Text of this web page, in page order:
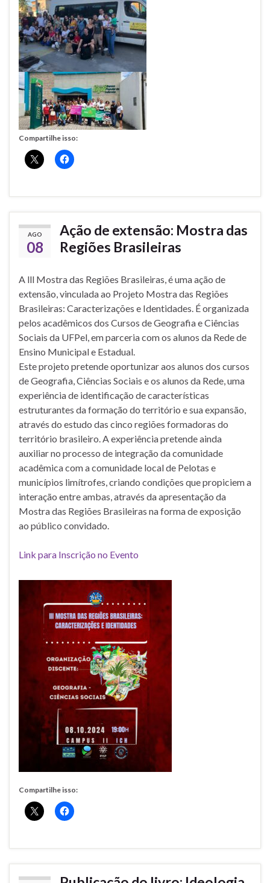
Compartilhe isso:
AGO
08
Ação de extensão: Mostra das
Regiões Brasileiras
A lll Mostra das Regiões Brasileiras, é uma ação de
extensão, vinculada ao Projeto Mostra das Regiões
Brasileiras: Caracterizações e Identidades. É organizada
pelos acadêmicos dos Cursos de Geografia e Ciências
Sociais da UFPel, em parceria com os alunos da Rede de
Ensino Municipal e Estadual.
Este projeto pretende oportunizar aos alunos dos cursos
de Geografia, Ciências Sociais e os alunos da Rede, uma
experiência de identificação de características
estruturantes da formação do território e sua expansão,
através do estudo das cinco regiões formadoras do
território brasileiro. A experiência pretende ainda
auxiliar no processo de integração da comunidade
acadêmica com a comunidade local de Pelotas e
municípios limítrofes, criando condições que propiciem a
interação entre ambas, através da apresentação da
Mostra das Regiões Brasileiras na forma de exposição
ao público convidado.
Link para Inscrição no Evento
Compartilhe isso: